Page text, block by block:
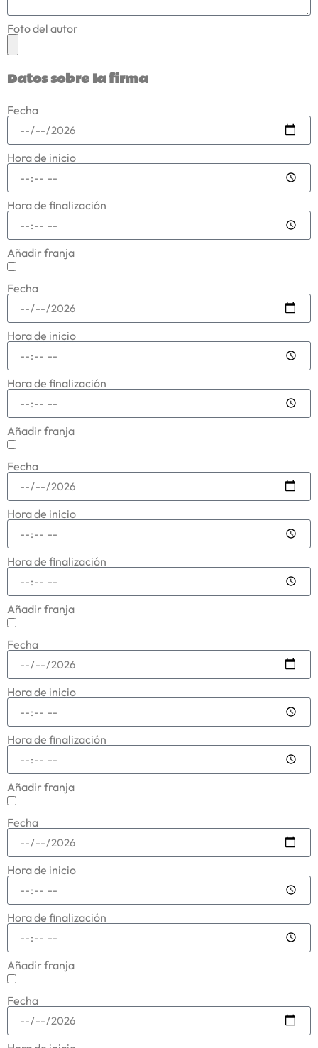
Foto del autor
Datos sobre la firma
Fecha
Hora de inicio
Hora de finalización
Añadir franja
Fecha
Hora de inicio
Hora de finalización
Añadir franja
Fecha
Hora de inicio
Hora de finalización
Añadir franja
Fecha
Hora de inicio
Hora de finalización
Añadir franja
Fecha
Hora de inicio
Hora de finalización
Añadir franja
Fecha